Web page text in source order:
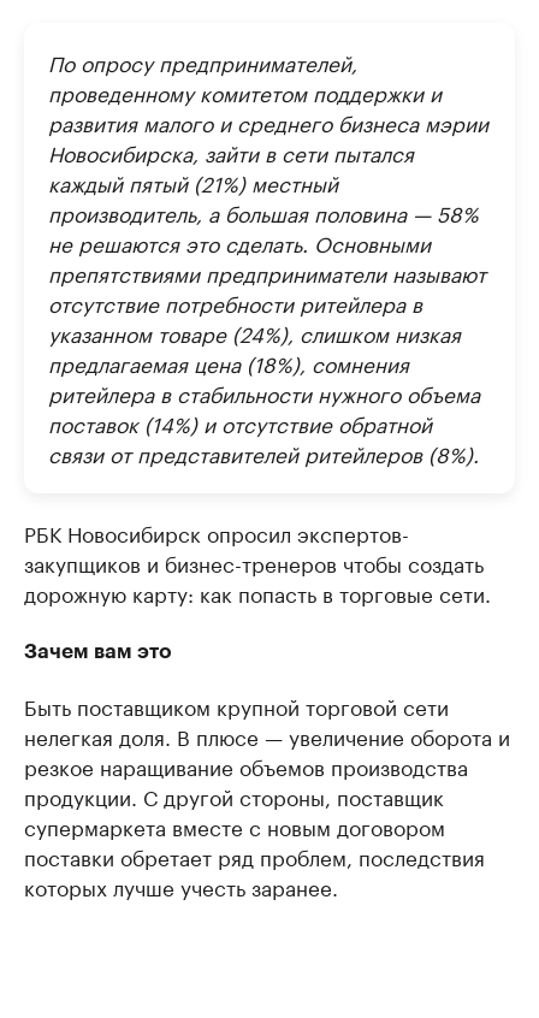
По опросу предпринимателей,
проведенному комитетом поддержки и
развития малого и среднего бизнеса мэрии
Новосибирска, зайти в сети пытался
каждый пятый (21%) местный
производитель, а большая половина — 58%
не решаются это сделать. Основными
препятствиями предприниматели называют
отсутствие потребности ритейлера в
указанном товаре (24%), слишком низкая
предлагаемая цена (18%), сомнения
ритейлера в стабильности нужного объема
поставок (14%) и отсутствие обратной
связи от представителей ритейлеров (8%).
РБК Новосибирск опросил экспертов-
закупщиков и бизнес-тренеров чтобы создать
дорожную карту: как попасть в торговые сети.
Зачем вам это
Быть поставщиком крупной торговой сети
нелегкая доля. В плюсе — увеличение оборота и
резкое наращивание объемов производства
продукции. С другой стороны, поставщик
супермаркета вместе с новым договором
поставки обретает ряд проблем, последствия
которых лучше учесть заранее.